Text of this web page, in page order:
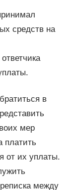
средств на
в
мер
платить
от их уплаты.
между